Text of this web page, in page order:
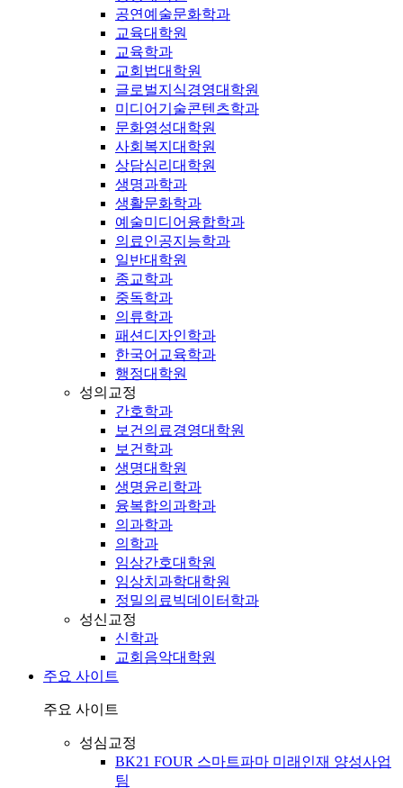
공연예술문화학과
교육대학원
교육학과
교회법대학원
글로벌지식경영대학원
미디어기술콘텐츠학과
문화영성대학원
사회복지대학원
상담심리대학원
생명과학과
생활문화학과
예술미디어융합학과
의료인공지능학과
일반대학원
종교학과
중독학과
의류학과
패션디자인학과
한국어교육학과
행정대학원
성의교정
간호학과
보건의료경영대학원
보건학과
생명대학원
생명윤리학과
융복합의과학과
의과학과
의학과
임상간호대학원
임상치과학대학원
정밀의료빅데이터학과
성신교정
신학과
교회음악대학원
주요 사이트
주요 사이트
성심교정
BK21 FOUR 스마트파마 미래인재 양성사업
팀